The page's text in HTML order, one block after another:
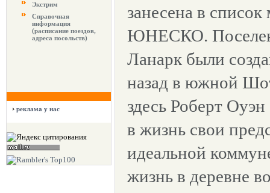
Экстрим
Справочная
информация
(расписание поездов,
адреса посольств)
реклама у нас
занесена в
ЮНЕСКО.
Ланарк были
назад в южной
здесь Роберт
в жизнь свои
идеальной
жизнь в деревне